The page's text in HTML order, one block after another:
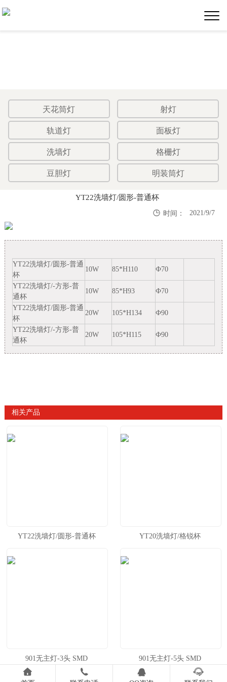
天花筒灯 射灯
轨道灯 面板灯
洗墙灯 格栅灯
豆胆灯 明装筒灯
YT22洗墙灯/圆形-普通杯
 时间： 2021/9/7
YT22洗墙灯/圆形-普通
杯
10W 85*H110 Ф70
YT22洗墙灯/-方形-普
通杯
10W 85*H93 Ф70
YT22洗墙灯/圆形-普通
杯
20W 105*H134 Ф90
YT22洗墙灯/-方形-普
通杯
20W 105*H115 Ф90
相关产品
YT22洗墙灯/圆形-普通杯 YT20洗墙灯/格锐杯
901无主灯-3头 SMD 901无主灯-5头 SMD
   